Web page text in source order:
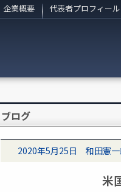
企業概要 代表者プロフィール
ブログ
2020年5月25日 和田憲一
米